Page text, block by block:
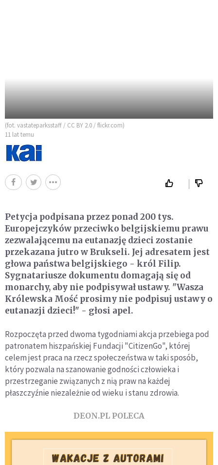
(fot. vastateparksstaff / CC BY 2.0 / flickr.com)
11 lat temu
Petycja podpisana przez ponad 200 tys.
Europejczyków przeciwko belgijskiemu prawu
zezwalającemu na eutanazję dzieci zostanie
przekazana jutro w Brukseli. Jej adresatem jest
głowa państwa belgijskiego - król Filip.
Sygnatariusze dokumentu domagają się od
monarchy, aby nie podpisywał ustawy. "Wasza
Królewska Mość prosimy nie podpisuj ustawy o
eutanazji dzieci!" - głosi apel.
Rozpoczęta przed dwoma tygodniami akcja przebiega pod
patronatem hiszpańskiej Fundacji "CitizenGo", której
celem jest praca na rzecz społeczeństwa w taki sposób,
który pozwala na szanowanie godności człowieka i
przestrzeganie związanych z nią praw na każdej
płaszczyźnie niezależnie od wieku i stanu zdrowia.
DEON.PL POLECA